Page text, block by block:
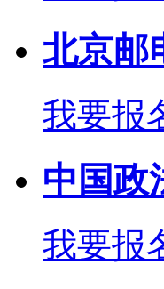
北京邮
我要报
中国政
我要报